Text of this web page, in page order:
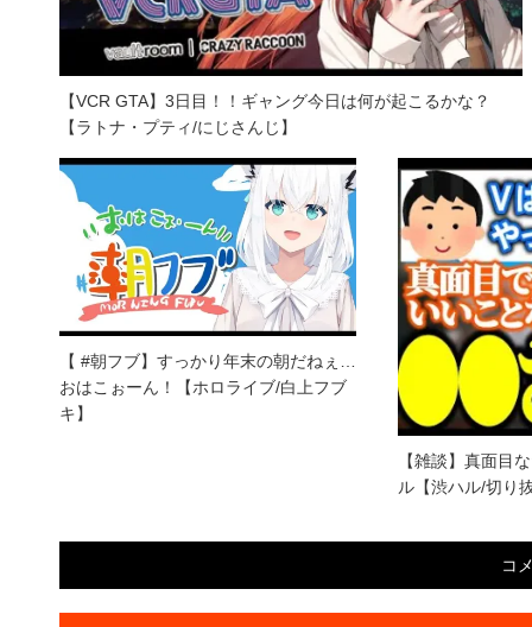
【VCR GTA】3日目！！ギャング今日は何が起こるかな？
【ラトナ・プティ/にじさんじ】
【 #朝フブ】すっかり年末の朝だねぇ…
おはこぉーん！【ホロライブ/白上フブ
キ】
【雑談】真面目
ル【渋ハル/切り
コ